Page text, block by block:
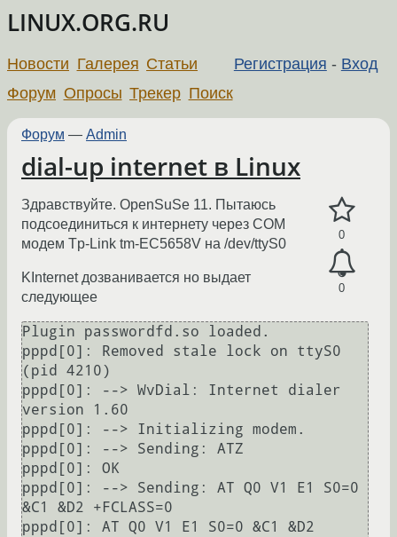
LINUX.ORG.RU
Регистрация - Вход
Новости Галерея Статьи
Форум Опросы Трекер Поиск
Форум — Admin
dial-up internet в Linux
0
0
Здравствуйте. OpenSuSe 11. Пытаюсь
подсоединиться к интернету через COM
модем Tp-Link tm-EC5658V на /dev/ttyS0
KInternet дозванивается но выдает
следующее
Plugin passwordfd.so loaded.
pppd[0]: Removed stale lock on ttyS0
(pid 4210)
pppd[0]: --> WvDial: Internet dialer
version 1.60
pppd[0]: --> Initializing modem.
pppd[0]: --> Sending: ATZ
pppd[0]: OK
pppd[0]: --> Sending: AT Q0 V1 E1 S0=0
&C1 &D2 +FCLASS=0
pppd[0]: AT Q0 V1 E1 S0=0 &C1 &D2